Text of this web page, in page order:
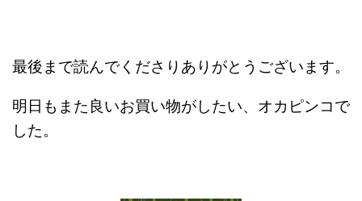
最後まで読んでくださりありがとうございます。
明日もまた良いお買い物がしたい、オカピンコで
した。